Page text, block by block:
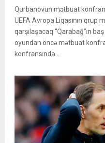
Qurbanovun mətbuat
UEFA Avropa Liqasının qrup
qarşılaşacaq “Qarabağ”ın
oyundan öncə mətbuat
konfransında...